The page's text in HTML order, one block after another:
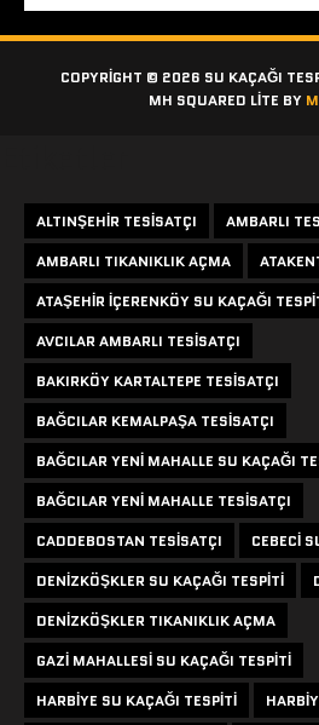
COPYRIGHT © 2026 SU KAÇAĞI
MH SQUARED LITE BY
ALTINŞEHIR TESISATÇI
AMBARLI
AMBARLI TIKANIKLIK AÇMA
ATAŞEHIR IÇERENKÖY SU KAÇAĞI
AVCILAR AMBARLI TESISATÇI
BAKIRKÖY KARTALTEPE TESISATÇI
BAĞCILAR KEMALPAŞA TESISATÇI
BAĞCILAR YENI MAHALLE SU KAÇAĞI
BAĞCILAR YENI MAHALLE TESISATÇI
CADDEBOSTAN TESISATÇI
CEBECI
DENIZKÖŞKLER SU KAÇAĞI TESPITI
DENIZKÖŞKLER TIKANIKLIK AÇMA
GAZI MAHALLESI SU KAÇAĞI TESPITI
HARBIYE SU KAÇAĞI TESPITI